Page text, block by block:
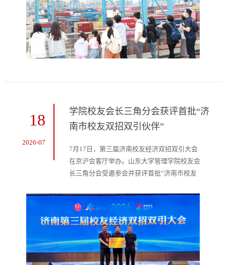
学院副教授孙晋坤主持，来自海峡两岸多...
18
2026-07
学院校友会长三角分会获评首批“济
南市校友双招双引伙伴”
7月17日，第三届济南校友经济双招双引大会
在京沪会客厅举办。山东大学管理学院校友会
长三角分会受邀参会并获评首批“济南市校友
南市校友双招双引大使”。此次双重荣誉的斩
获，标志着长三角分会正式纳入济南校友经济
发展核心合作体系，成为链接沪鲁两地人才、
产业与资源的重要校友平台。本次大会由济南
市委人才办指导，济南市投资促进局等单位主
办，汇聚近200所海内外高校的400余名校...